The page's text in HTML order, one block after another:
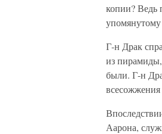
копии? Ведь
упомянутому
Г-н Драк
из
были. Г-н
всесожжения
Аарона,